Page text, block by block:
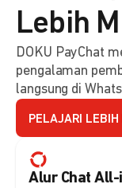
Alur Chat All-
Lebih
DOKU PayChat
pengalaman
langsung di
PELAJARI LEBIH